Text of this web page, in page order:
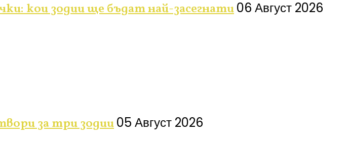
кои зодии ще бъдат най-засегнати06 Август 2026
за три зодии05 Август 2026